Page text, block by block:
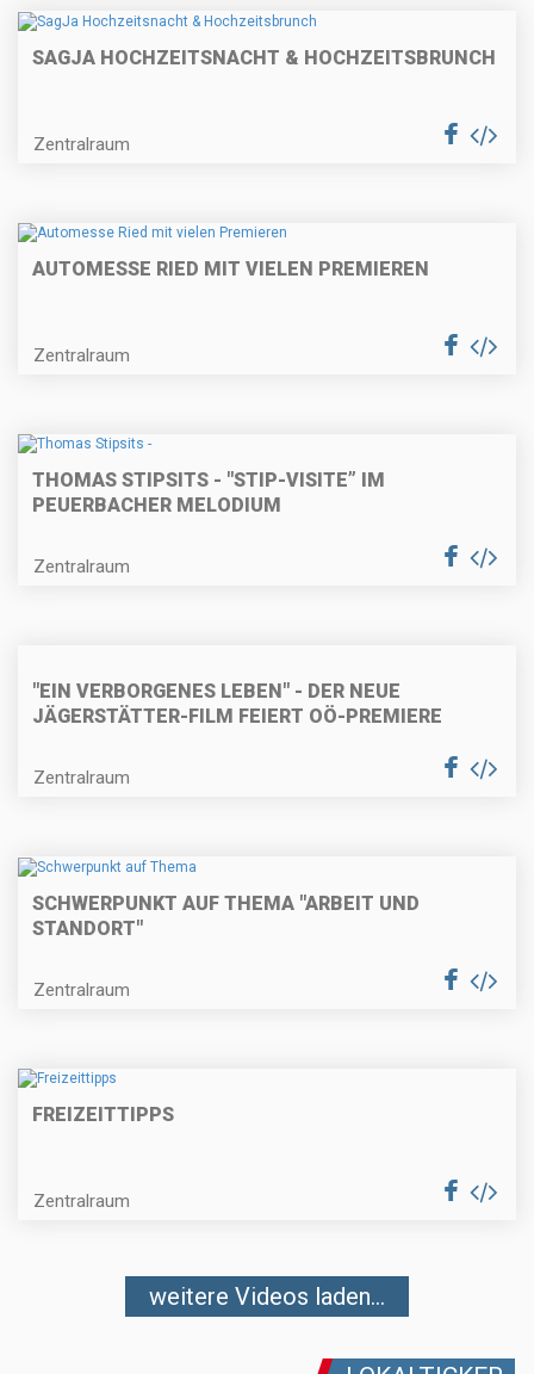
SAGJA HOCHZEITSNACHT & HOCHZEITSBRUNCH
Zentralraum
AUTOMESSE RIED MIT VIELEN PREMIEREN
Zentralraum
THOMAS STIPSITS - "STIP-VISITE” IM
PEUERBACHER MELODIUM
Zentralraum
"EIN VERBORGENES LEBEN" - DER NEUE
JÄGERSTÄTTER-FILM FEIERT OÖ-PREMIERE
Zentralraum
SCHWERPUNKT AUF THEMA "ARBEIT UND
STANDORT"
Zentralraum
FREIZEITTIPPS
Zentralraum
weitere Videos laden...